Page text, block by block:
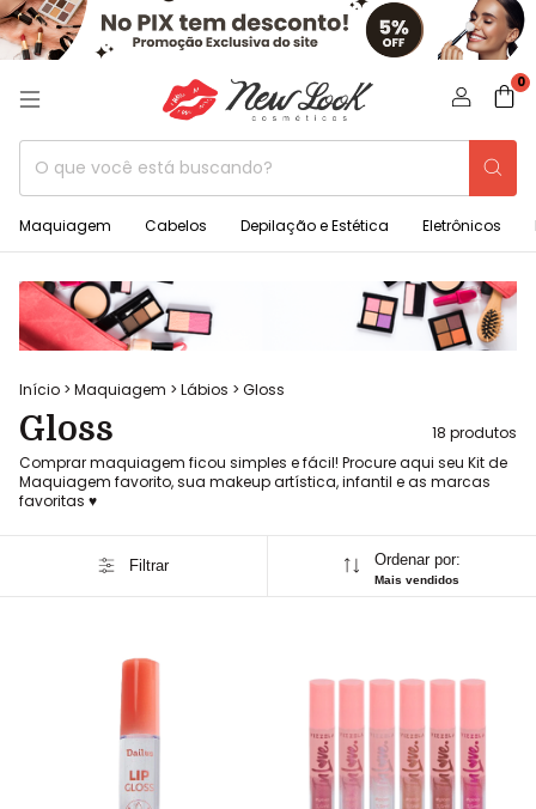
0
Maquiagem Cabelos Depilação e Estética Eletrônicos
Início > Maquiagem > Lábios > Gloss
Gloss
18 produtos
Comprar maquiagem ficou simples e fácil! Procure aqui seu Kit de
Maquiagem favorito, sua makeup artística, infantil e as marcas
favoritas ♥
Filtrar Ordenar por:
Mais vendidos